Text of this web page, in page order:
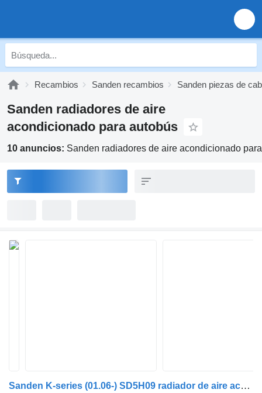
Recambios Sanden recambios Sanden piezas de
Sanden radiadores de aire
acondicionado para autobús
10 anuncios: Sanden radiadores de aire acondicionado
Sanden K-series (01.06-) SD5H09 radiador de aire acondicionado para Scania K,N,F-series bus (2006-) autobús